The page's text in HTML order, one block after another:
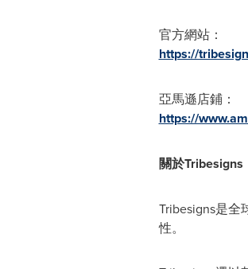
官方網站：
https://
亞馬遜店鋪：
https://
關於Tribesigns
Tribesigns是全
性。